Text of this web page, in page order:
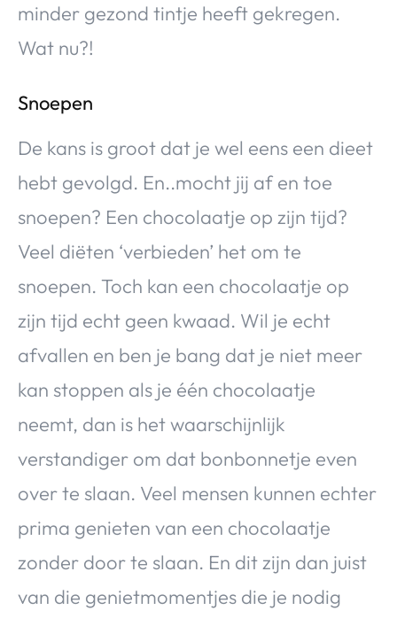
minder gezond tintje heeft gekregen.
Wat nu?!
Snoepen
De kans is groot dat je wel eens een dieet
hebt gevolgd. En..mocht jij af en toe
snoepen? Een chocolaatje op zijn tijd?
Veel diëten ‘verbieden’ het om te
snoepen. Toch kan een chocolaatje op
zijn tijd echt geen kwaad. Wil je echt
afvallen en ben je bang dat je niet meer
kan stoppen als je één chocolaatje
neemt, dan is het waarschijnlijk
verstandiger om dat bonbonnetje even
over te slaan. Veel mensen kunnen echter
prima genieten van een chocolaatje
zonder door te slaan. En dit zijn dan juist
van die genietmomentjes die je nodig